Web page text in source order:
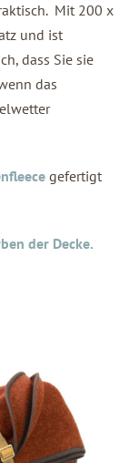
Mit 200 x
und ist
dass Sie sie
das
gefertigt
der Decke.